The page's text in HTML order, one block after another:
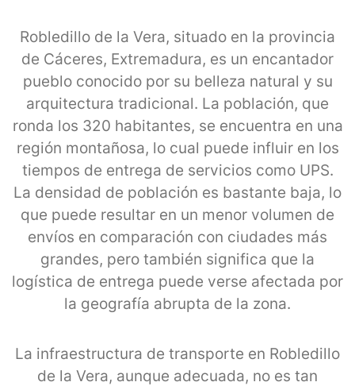
Robledillo de la Vera, situado en la provincia
de Cáceres, Extremadura, es un encantador
pueblo conocido por su belleza natural y su
arquitectura tradicional. La población, que
ronda los 320 habitantes, se encuentra en una
región montañosa, lo cual puede influir en los
tiempos de entrega de servicios como UPS.
La densidad de población es bastante baja, lo
que puede resultar en un menor volumen de
envíos en comparación con ciudades más
grandes, pero también significa que la
logística de entrega puede verse afectada por
la geografía abrupta de la zona.
La infraestructura de transporte en Robledillo
de la Vera, aunque adecuada, no es tan